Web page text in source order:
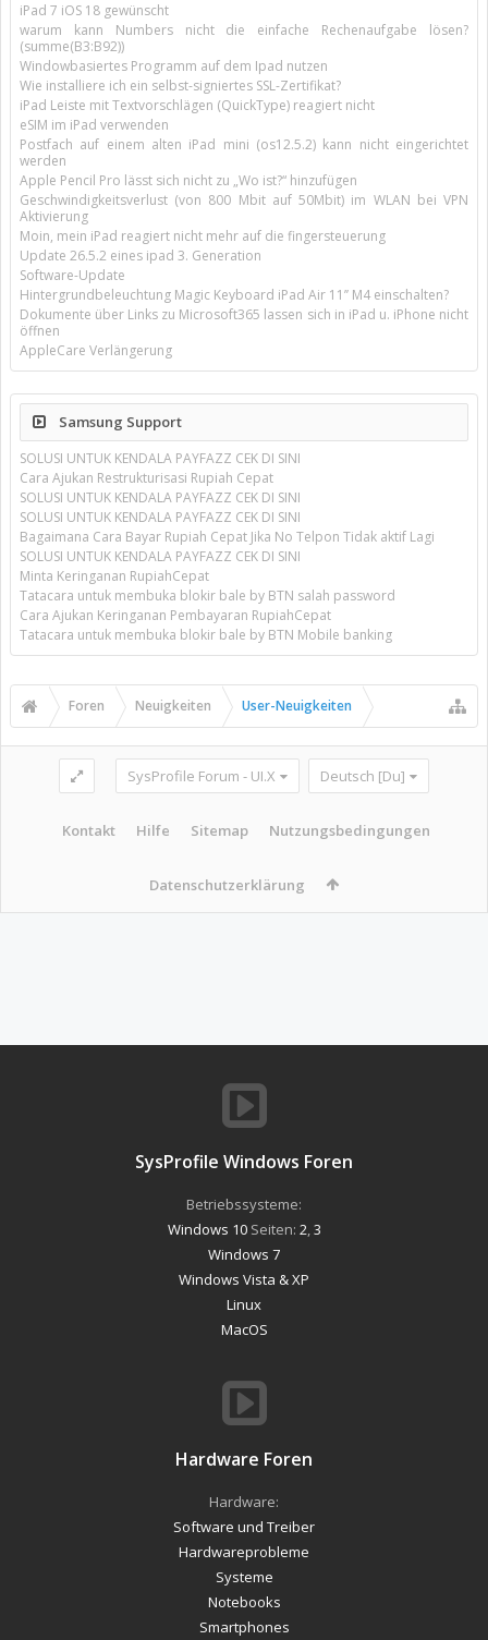
iPad 7 iOS 18 gewünscht
warum kann Numbers nicht die einfache Rechenaufgabe lösen?
(summe(B3:B92))
Windowbasiertes Programm auf dem Ipad nutzen
Wie installiere ich ein selbst-signiertes SSL-Zertifikat?
iPad Leiste mit Textvorschlägen (QuickType) reagiert nicht
eSIM im iPad verwenden
Postfach auf einem alten iPad mini (os12.5.2) kann nicht eingerichtet
werden
Apple Pencil Pro lässt sich nicht zu „Wo ist?“ hinzufügen
Geschwindigkeitsverlust (von 800 Mbit auf 50Mbit) im WLAN bei VPN
Aktivierung
Moin, mein iPad reagiert nicht mehr auf die fingersteuerung
Update 26.5.2 eines ipad 3. Generation
Software-Update
Hintergrundbeleuchtung Magic Keyboard iPad Air 11’’ M4 einschalten?
Dokumente über Links zu Microsoft365 lassen sich in iPad u. iPhone nicht
öffnen
AppleCare Verlängerung
Samsung Support
SOLUSI UNTUK KENDALA PAYFAZZ CEK DI SINI
Cara Ajukan Restrukturisasi Rupiah Cepat
SOLUSI UNTUK KENDALA PAYFAZZ CEK DI SINI
SOLUSI UNTUK KENDALA PAYFAZZ CEK DI SINI
Bagaimana Cara Bayar Rupiah Cepat Jika No Telpon Tidak aktif Lagi
SOLUSI UNTUK KENDALA PAYFAZZ CEK DI SINI
Minta Keringanan RupiahCepat
Tatacara untuk membuka blokir bale by BTN salah password
Cara Ajukan Keringanan Pembayaran RupiahCepat
Tatacara untuk membuka blokir bale by BTN Mobile banking
Foren Neuigkeiten User-Neuigkeiten
SysProfile Forum - UI.X Deutsch [Du]
Kontakt Hilfe Sitemap Nutzungsbedingungen
Datenschutzerklärung
SysProfile Windows Foren
Betriebssysteme:
Windows 10Seiten: 2 3
Windows 7
Windows Vista & XP
Linux
MacOS
Hardware Foren
Hardware:
Software und Treiber
Hardwareprobleme
Systeme
Notebooks
Smartphones